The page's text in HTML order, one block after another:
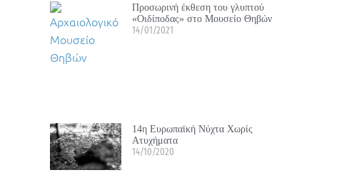
Προσωρινή έκθεση του γλυπτού
«Οιδίποδας» στο Μουσείο Θηβών
14/01/2021
14η Ευρωπαϊκή Νύχτα Χωρίς
Ατυχήματα
14/10/2020